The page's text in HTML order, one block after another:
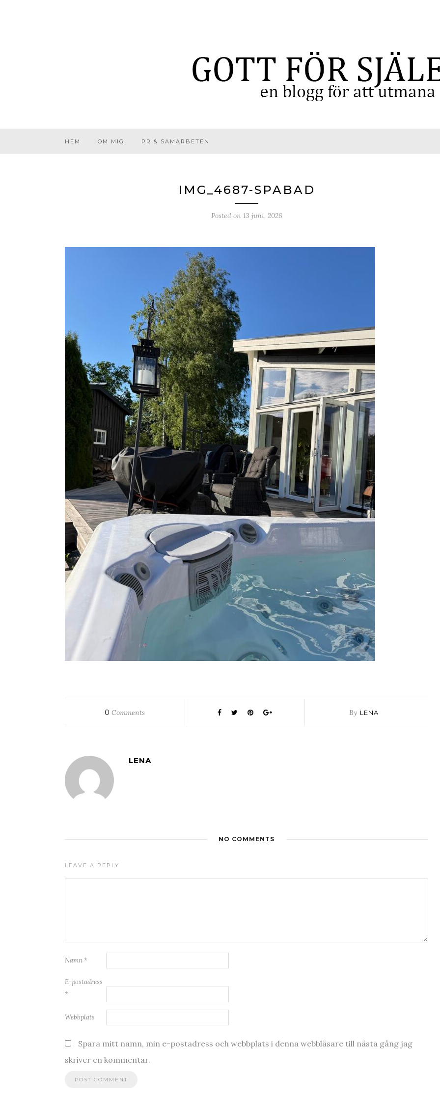
HEM OM MIG PR & SAMARBETEN
IMG_4687-SPABAD
Posted on 13 juni, 2026
0 Comments By LENA
LENA
NO COMMENTS
LEAVE A REPLY
Namn *
E-postadress
*
Webbplats
Spara mitt namn, min e-postadress och webbplats i denna webbläsare till nästa gång jag
skriver en kommentar.